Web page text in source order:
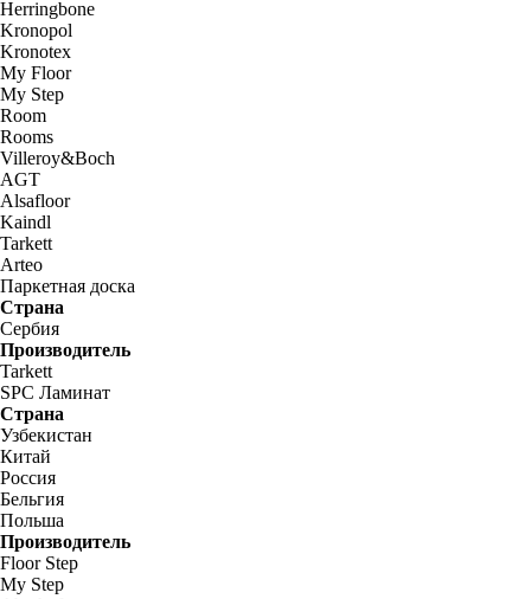
Herringbone
Kronopol
Kronotex
My Floor
My Step
Room
Rooms
Villeroy&Boch
AGT
Alsafloor
Kaindl
Tarkett
Arteo
Паркетная доска
Страна
Сербия
Производитель
Tarkett
SPC Ламинат
Страна
Узбекистан
Китай
Россия
Бельгия
Польша
Производитель
Floor Step
My Step